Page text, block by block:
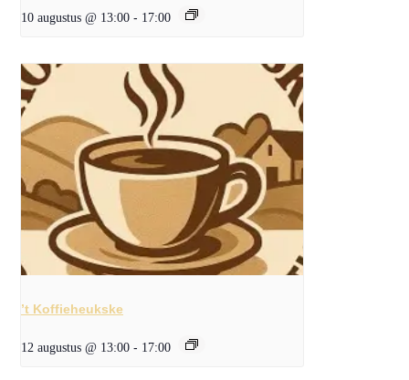
10 augustus @ 13:00 - 17:00
’t Koffieheukske
12 augustus @ 13:00 - 17:00